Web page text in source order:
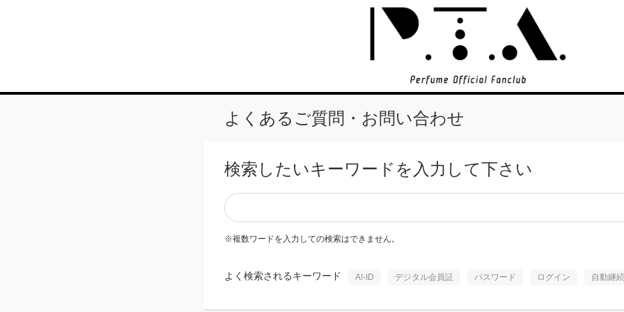
よくあるご質問・お問い合わせ
検索したいキーワードを入力して下さい
※複数ワードを入力しての検索はできません。
よく検索されるキーワード A!-ID デジタル会員証 パスワード ログイン 自動継続